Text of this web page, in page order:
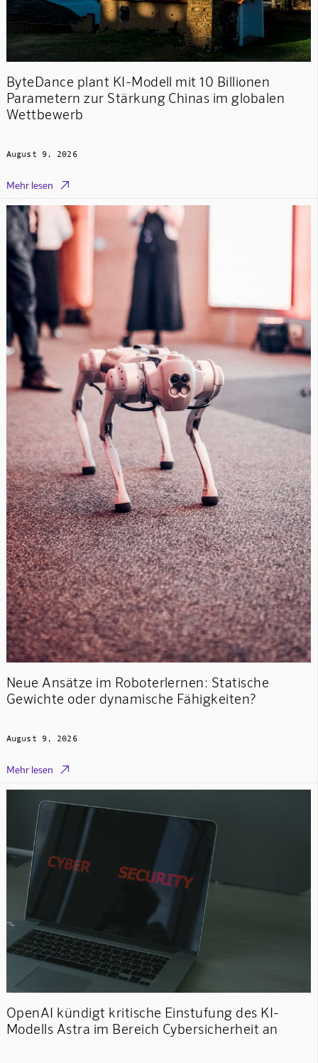
ByteDance plant KI-Modell mit 10 Billionen
Parametern zur Stärkung Chinas im globalen
Wettbewerb
August 9, 2026
Mehr lesen 
Neue Ansätze im Roboterlernen: Statische
Gewichte oder dynamische Fähigkeiten?
August 9, 2026
Mehr lesen 
OpenAI kündigt kritische Einstufung des KI-
Modells Astra im Bereich Cybersicherheit an